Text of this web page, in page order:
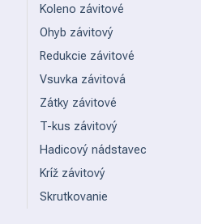
Koleno závitové
Ohyb závitový
Redukcie závitové
Vsuvka závitová
Zátky závitové
T-kus závitový
Hadicový nádstavec
Kríž závitový
Skrutkovanie